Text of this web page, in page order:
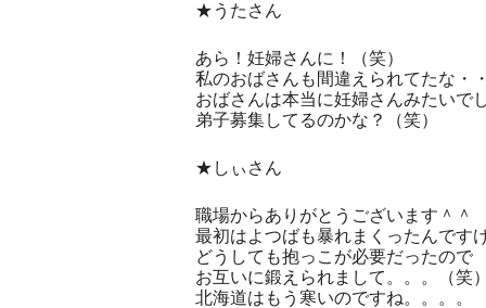
★うたさん
あら！妊婦さんに！（笑）
私のおばさんも間違えられてたな・
おばさんは本当に妊婦さんみたいで
弟子募集してるのかな？（笑）
★しぃさん
職場からありがとうございます＾＾
最初はよつばも暴れまくったんです
どうしても抱っこが必要だったので
お互いに鍛えられまして。。。（笑
北海道はもう寒いのですね。。。。